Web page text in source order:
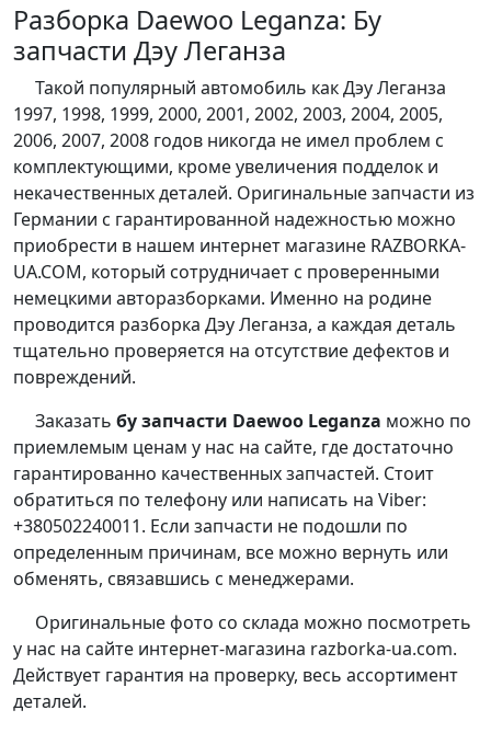
Разборка Daewoo Leganza: Бу
запчасти Дэу Леганза
Такой популярный автомобиль как Дэу Леганза
1997, 1998, 1999, 2000, 2001, 2002, 2003, 2004, 2005,
2006, 2007, 2008 годов никогда не имел проблем с
комплектующими, кроме увеличения подделок и
некачественных деталей. Оригинальные запчасти из
Германии с гарантированной надежностью можно
приобрести в нашем интернет магазине RAZBORKA-
UA.COM, который сотрудничает с проверенными
немецкими авторазборками. Именно на родине
проводится разборка Дэу Леганза, а каждая деталь
тщательно проверяется на отсутствие дефектов и
повреждений.
Заказать бу запчасти Daewoo Leganza можно по
приемлемым ценам у нас на сайте, где достаточно
гарантированно качественных запчастей. Стоит
обратиться по телефону или написать на Viber:
+380502240011. Если запчасти не подошли по
определенным причинам, все можно вернуть или
обменять, связавшись с менеджерами.
Оригинальные фото со склада можно посмотреть
у нас на сайте интернет-магазина razborka-ua.com.
Действует гарантия на проверку, весь ассортимент
деталей.